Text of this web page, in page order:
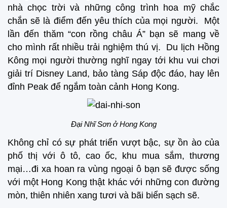
nhà chọc trời và những công trình hoa mỹ chắc
chắn sẽ là điểm đến yêu thích của mọi người. Một
lần đến thăm “con rồng châu Á” bạn sẽ mang về
cho mình rất nhiều trải nghiệm thú vị. Du lịch Hồng
Kông mọi người thường nghĩ ngay tới khu vui chơi
giải trí Disney Land, bảo tàng Sáp độc đáo, hay lên
đỉnh Peak để ngắm toàn cảnh Hong Kong.
Đại Nhĩ Sơn ở Hong Kong
Không chỉ có sự phát triển vượt bậc, sự ồn ào của
phố thị với ô tô, cao ốc, khu mua sắm, thương
mại…đi xa hoan ra vùng ngoại ô bạn sẽ được sống
với một Hong Kong thật khác với những con đường
mòn, thiên nhiên xang tươi và bãi biển sạch sẽ.